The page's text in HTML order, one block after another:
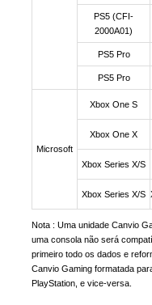
PS5 (CFI-
2000A01)
PS5 Pro
PS5 Pro
Microsoft
Xbox One S
Xbox One X
Xbox Series X/S
Xbox Series X/S
Nota : Uma unidade Canvio
uma consola não será
primeiro todo os dados e
Canvio Gaming formatada
PlayStation, e vice-versa.